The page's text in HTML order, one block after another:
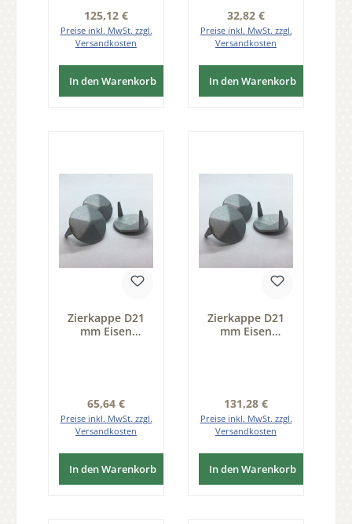
Regulärer Preis:
125,12 €
Preise inkl. MwSt. zzgl.
Versandkosten
In den Warenkorb
Regulärer Preis:
32,82 €
Preise inkl. MwSt. zzgl.
Versandkosten
In den Warenkorb
Zierkappe D21
mm Eisen
Regulärer Preis:
65,64 €
Preise inkl. MwSt. zzgl.
Versandkosten
In den Warenkorb
Zierkappe D21
mm Eisen
Regulärer Preis:
131,28 €
Preise inkl. MwSt. zzgl.
Versandkosten
In den Warenkorb